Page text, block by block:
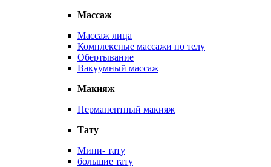
Массаж
Массаж лица
Комплексные массажи по телу
Обертывание
Вакуумный массаж
Макияж
Перманентный макияж
Тату
Мини- тату
большие тату